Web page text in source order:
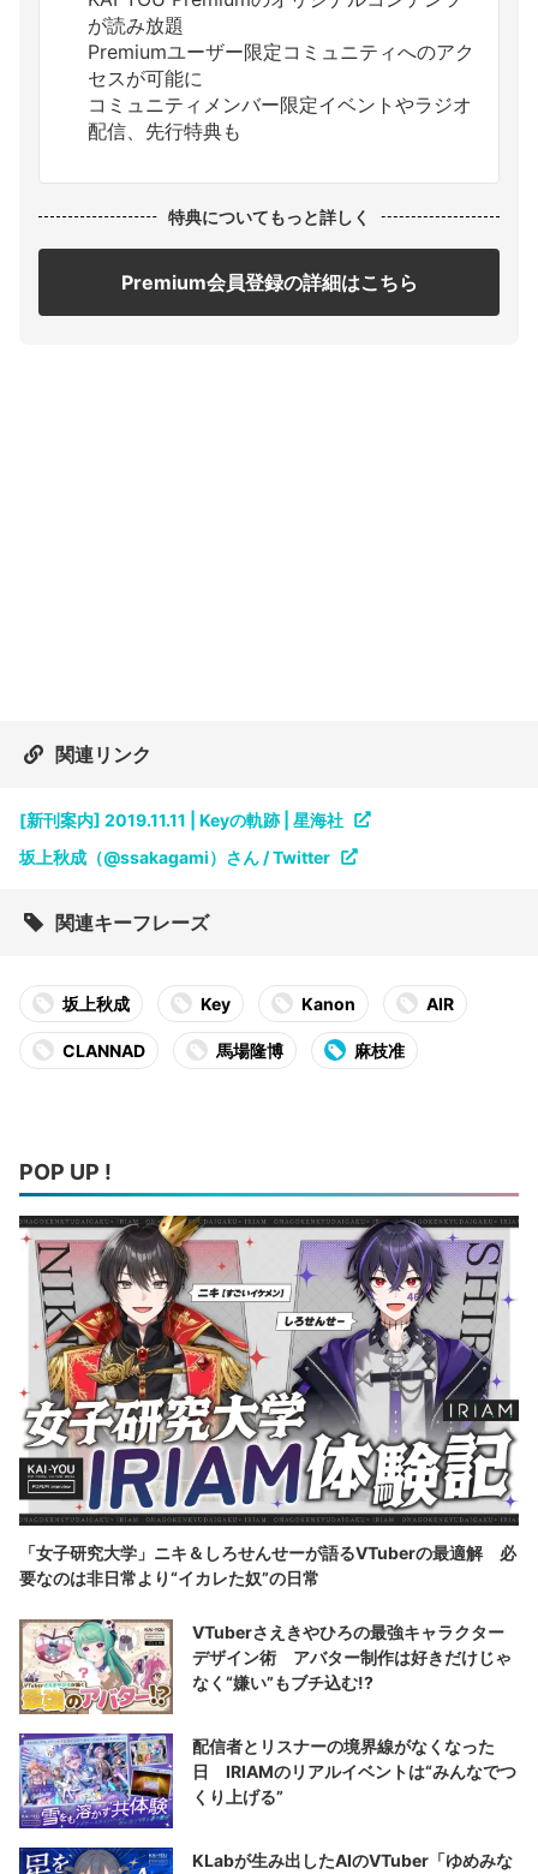
が読み放題
Premiumユーザー限定コミュニティへのアク
セスが可能に
コミュニティメンバー限定イベントやラジオ
配信、先行特典も
特典についてもっと詳しく
Premium会員登録の詳細はこちら
関連リンク
[新刊案内] 2019.11.11 | Keyの軌跡 | 星海社
坂上秋成（@ssakagami）さん / Twitter
関連キーフレーズ
坂上秋成 Key Kanon AIR
CLANNAD 馬場隆博 麻枝准
POP UP !
「女子研究大学」ニキ＆しろせんせーが語るVTuberの最適解 必
要なのは非日常より“イカレた奴”の日常
VTuberさえきやひろの最強キャラクター
デザイン術 アバター制作は好きだけじゃ
なく“嫌い”もブチ込む!?
配信者とリスナーの境界線がなくなった
日 IRIAMのリアルイベントは“みんなでつ
くり上げる”
KLabが生み出したAIのVTuber「ゆめみな